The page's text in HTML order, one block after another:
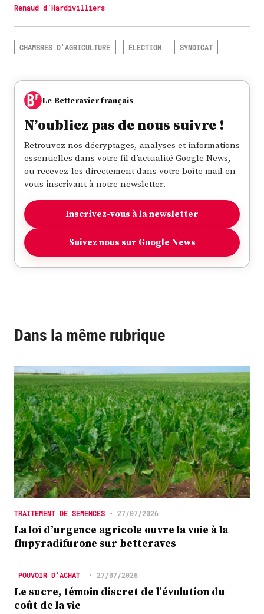
Renaud d’Hardivilliers
CHAMBRES D'AGRICULTURE ÉLECTION SYNDICAT
Le Betteravier français
N’oubliez pas de nous suivre !
Retrouvez nos décryptages, analyses et informations
essentielles dans votre fil d’actualité Google News,
ou recevez-les directement dans votre boîte mail en
vous inscrivant à notre newsletter.
Inscrivez-vous à la newsletter
Suivez nous sur Google News
Dans la même rubrique
TRAITEMENT DE SEMENCES • 27/07/2026
La loi d’urgence agricole ouvre la voie à la
flupyradifurone sur betteraves
POUVOIR D’ACHAT • 27/07/2026
Le sucre, témoin discret de l’évolution du
coût de la vie